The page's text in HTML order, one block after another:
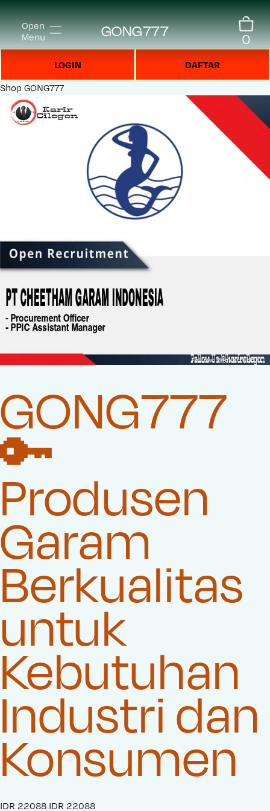
Open
Menu
GONG777 0
LOGIN DAFTAR
Shop GONG777
GONG777
🔑
Produsen
Garam
Berkualitas
untuk
Kebutuhan
Industri dan
Konsumen
S
IDR 22088 O
IDR 22088